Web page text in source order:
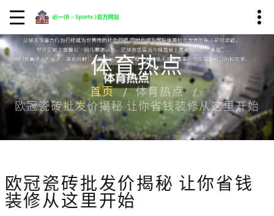
体育热点
首页
体育热点
欧冠瓷砖批发价揭秘 让你省钱装修从这里开始
欧冠瓷砖批发价揭秘 让你省钱
装修从这里开始